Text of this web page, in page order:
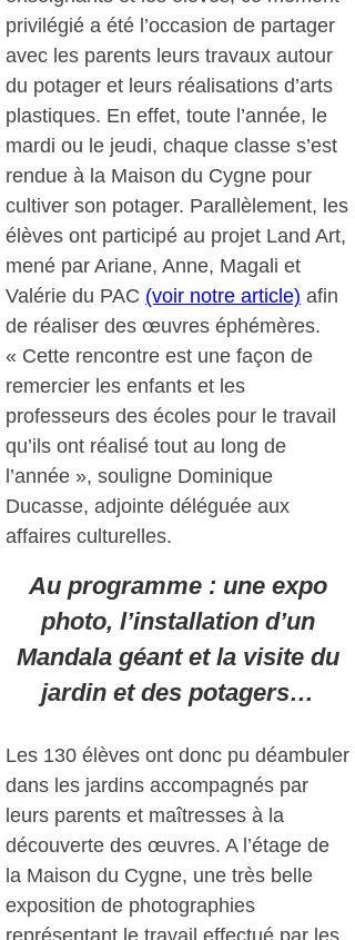
privilégié a été l’occasion de partager
avec les parents leurs travaux autour
du potager et leurs réalisations d’arts
plastiques. En effet, toute l’année, le
mardi ou le jeudi, chaque classe s’est
rendue à la Maison du Cygne pour
cultiver son potager. Parallèlement, les
élèves ont participé au projet Land Art,
mené par Ariane, Anne, Magali et
Valérie du PAC (voir notre article) afin
de réaliser des œuvres éphémères.
« Cette rencontre est une façon de
remercier les enfants et les
professeurs des écoles pour le travail
qu’ils ont réalisé tout au long de
l’année », souligne Dominique
Ducasse, adjointe déléguée aux
affaires culturelles.
Au programme : une expo
photo, l’installation d’un
Mandala géant et la visite du
jardin et des potagers…
Les 130 élèves ont donc pu déambuler
dans les jardins accompagnés par
leurs parents et maîtresses à la
découverte des œuvres. A l’étage de
la Maison du Cygne, une très belle
exposition de photographies
représentant le travail effectué par les